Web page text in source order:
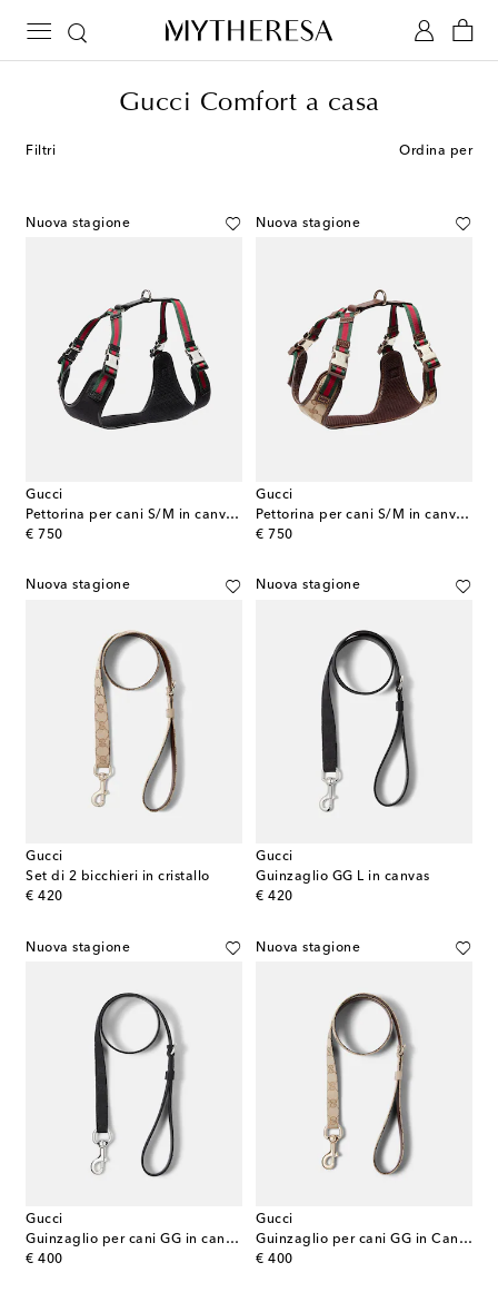
Gucci Comfort a casa
Filtri Ordina per
Nuova stagione
Gucci
Pettorina per cani S/M in canvas GG
€ 750
original price
Nuova stagione
Gucci
Pettorina per cani S/M in canvas GG
€ 750
original price
Nuova stagione
Gucci
Set di 2 bicchieri in cristallo
€ 420
original price
Nuova stagione
Gucci
Guinzaglio GG L in canvas
€ 420
original price
Nuova stagione
Gucci
Guinzaglio per cani GG in canvas
€ 400
original price
Nuova stagione
Gucci
Guinzaglio per cani GG in Canvas
€ 400
original price